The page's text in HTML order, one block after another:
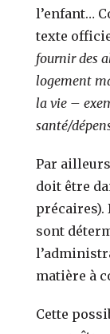
l’enfant…
texte
fournir des
logement
la vie –
santé/
Par
doit être
précaires).
sont
matière à
Cette